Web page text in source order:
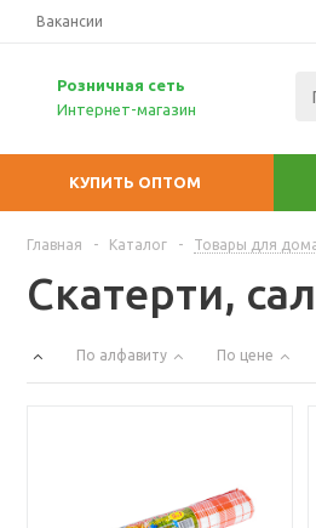
Вакансии
Розничная сеть
Интернет-магазин
КУПИТЬ ОПТОМ
Главная - Каталог - Товары для
Скатерти,
По алфавиту По цене